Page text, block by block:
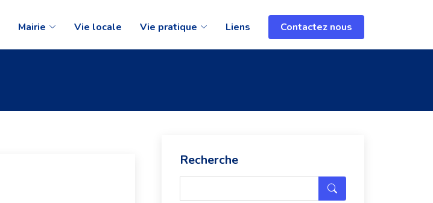
Mairie Vie locale Vie pratique Liens Contactez nous
Recherche